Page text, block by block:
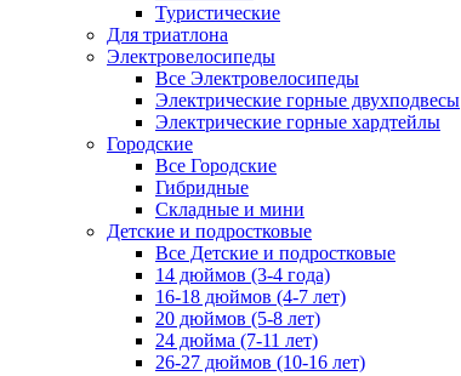
Туристические
Для триатлона
Электровелосипеды
Все Электровелосипеды
Электрические горные двухподвесы
Электрические горные хардтейлы
Городские
Все Городские
Гибридные
Складные и мини
Детские и подростковые
Все Детские и подростковые
14 дюймов (3-4 года)
16-18 дюймов (4-7 лет)
20 дюймов (5-8 лет)
24 дюйма (7-11 лет)
26-27 дюймов (10-16 лет)